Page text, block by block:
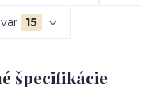
15
špecifikácie